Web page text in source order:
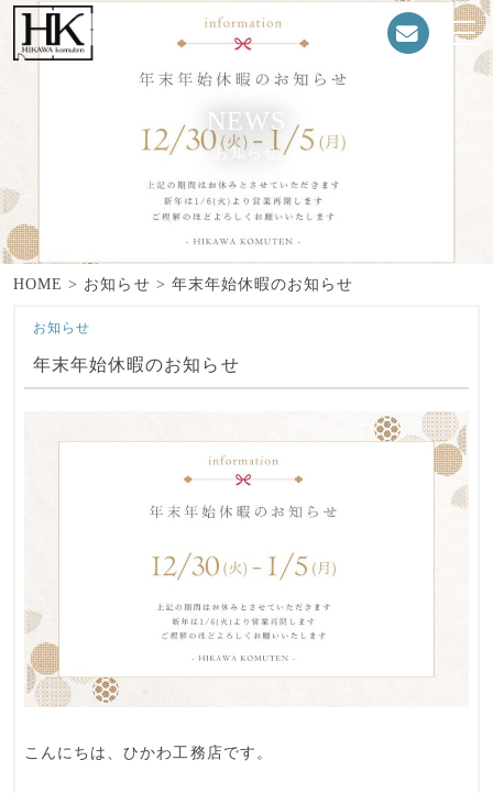
NEWS
お知らせ
HOME > お知らせ > 年末年始休暇のお知らせ
年末年始休暇のお知らせ
お知らせ
こんにちは、ひかわ工務店です。